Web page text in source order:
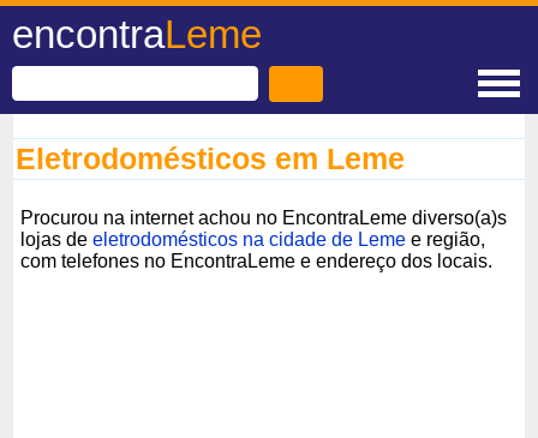
encontraLeme
Eletrodomésticos em Leme
Procurou na internet achou no EncontraLeme diverso(a)s
lojas deeletrodomésticos na cidade de Leme e região,
com telefones no EncontraLeme e endereço dos locais.